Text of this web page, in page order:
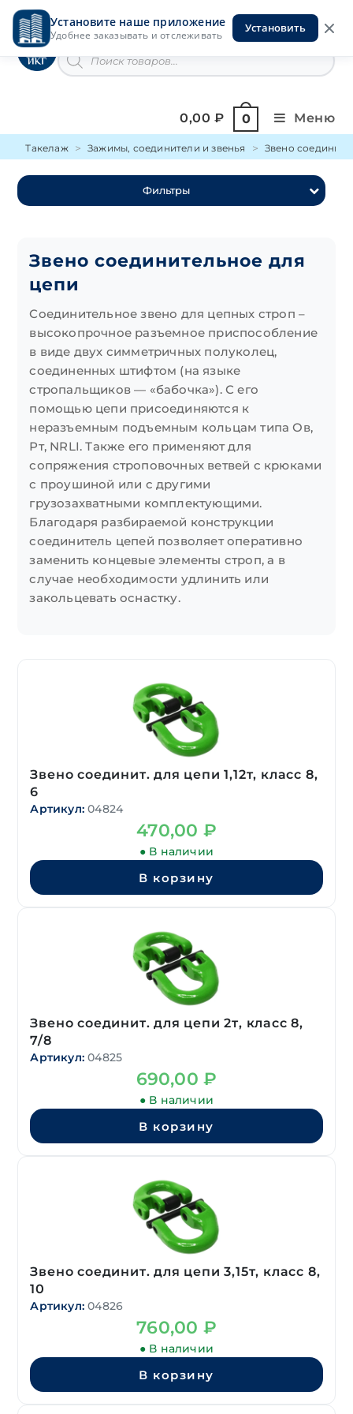
Установите наше приложение
Удобнее заказывать и отслеживать
Установить
Перейти
содержимомуИнструменты на Горской
товаров
0,00₽ 0 Меню
Такелаж Зажимы, соединители и звенья Звено
Фильтры
Звено соединительное для
цепи
Соединительное звено для цепных строп –
высокопрочное разъемное приспособление
в виде двух симметричных полуколец,
соединенных штифтом (на языке
стропальщиков — «бабочка»). С его
помощью цепи присоединяются к
неразъемным подъемным кольцам типа Ов,
Рт, NRLI. Также его применяют для
сопряжения строповочных ветвей с крюками
с проушиной или с другими
грузозахватными комплектующими.
Благодаря разбираемой конструкции
соединитель цепей позволяет оперативно
заменить концевые элементы строп, а в
случае необходимости удлинить или
закольцевать оснастку.
Звено соединит. для цепи 1,12т, класс 8,
6
Артикул: 04824
470,00 ₽
● В наличии
В корзину
Звено соединит. для цепи 2т, класс 8,
7/8
Артикул: 04825
690,00₽
● В наличии
В корзину
Звено соединит. для цепи 3,15т, класс 8,
10
Артикул: 04826
760,00 ₽
● В наличии
В корзину